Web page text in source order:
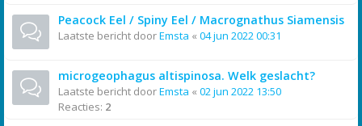
Peacock Eel / Spiny Eel / Macrognathus Siamensis
Laatste bericht doorEmsta « 04 jun 2022 00:31
microgeophagus altispinosa. Welk geslacht?
Laatste bericht doorEmsta « 02 jun 2022 13:50
Reacties: 2